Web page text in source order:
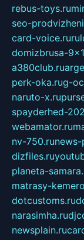
rebus-toys.ru
seo-
card-voice.ru
domizbrusa-
a380club.ru
perk-oka.rug-
naruto-x.ru
spayderhed-
webamator.ru
nv-750.runews-
dizfiles.ru
planeta-
matrasy-
dotcustoms.ru
narasimha.ru
newsplain.ru